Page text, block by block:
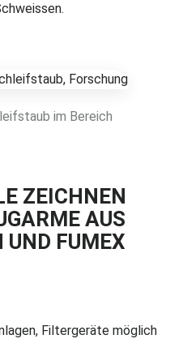
im Bereich
ZEICHNEN
AUS
UND FUMEX
Filtergeräte möglich